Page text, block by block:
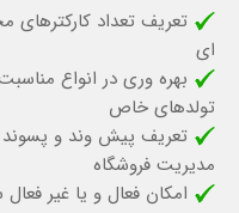
تعریف تعداد کارکترهای
ای
بهره وری در انواع
تولدهای خاص
تعریف پیش وند و
مدیریت فروشگاه
امکان فعال و یا غیر